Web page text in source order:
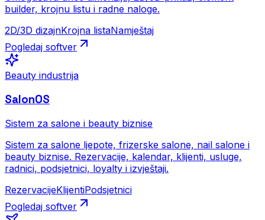
builder, krojnu listu i radne naloge.
2D/3D dizajnKrojna listaNamještaj
Pogledaj softver
Beauty industrija
SalonOS
Sistem za salone i beauty biznise
Sistem za salone ljepote, frizerske salone, nail salone i
beauty biznise. Rezervacije, kalendar, klijenti, usluge,
radnici, podsjetnici, loyalty i izvještaji.
RezervacijeKlijentiPodsjetnici
Pogledaj softver